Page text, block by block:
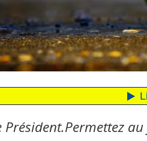
Président.Permettez